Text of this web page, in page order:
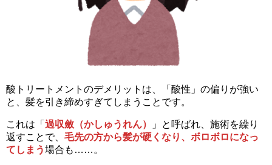
酸トリートメントのデメリットは、「酸性」の偏りが強い
と、髪を引き締めすぎてしまうことです。
これは「 過収斂（かしゅうれん）
」と呼ばれ、施術を繰り
返すことで、 毛先の方から髪が硬くなり、ボロボロになっ
てしまう場合も……。